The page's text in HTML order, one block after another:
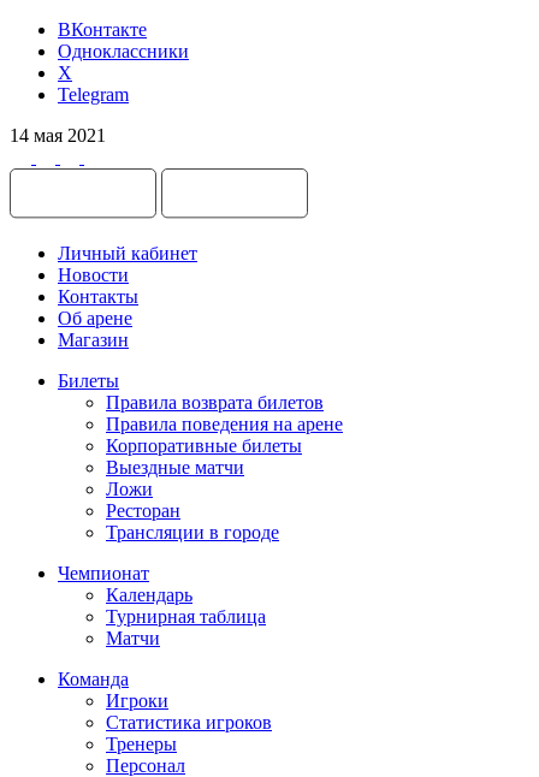
ВКонтакте
Одноклассники
X
Telegram
14 мая 2021
Личный кабинет
Новости
Контакты
Об арене
Магазин
Билеты
Правила возврата билетов
Правила поведения на арене
Корпоративные билеты
Выездные матчи
Ложи
Ресторан
Трансляции в городе
Чемпионат
Календарь
Турнирная таблица
Матчи
Команда
Игроки
Статистика игроков
Тренеры
Персонал